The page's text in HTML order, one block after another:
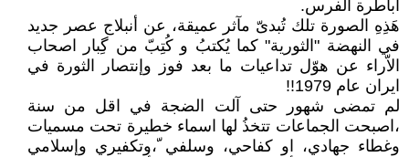
اباطرة الفرس.
هَذِهِ الصورة تلك تُبدىّ مآثر عميقة، عن أنبلاج عصر جديد
في النهضة "الثورية" كما يُكتبُ و كُتِبّ من گِبار اصحاب
الاّراء عن هوّل تداعيات ما بعد فوز وإنتصار الثورة في
ايران عام 1979!!
لم تمضى شهور حتى آلت الضجة في اقل من سنة
،اصبحت الجماعات تتخذُ لها اسماء خطيرة تحت مسميات
وغطاء جهادي، او كفاحي، وسلفي ّ،وتكفيري وإسلامي